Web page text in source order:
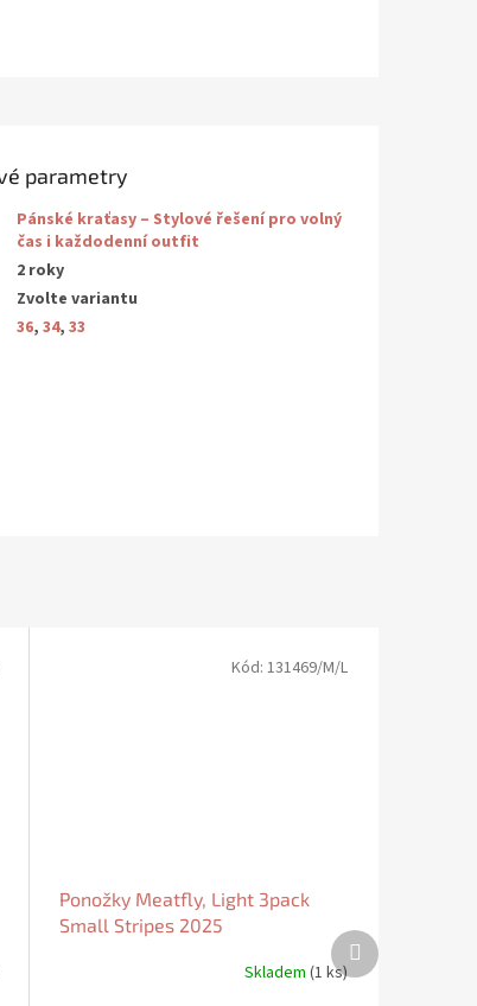
parametry
Pánské kraťasy – Stylové řešení pro volný
čas i každodenní outfit
2 roky
Zvolte variantu
36,34,33
Ponožky Meatfly, Light 3pack
Small Stripes 2025
Skladem (1 ks)
Kód: 131469/M/L
Další
produkt